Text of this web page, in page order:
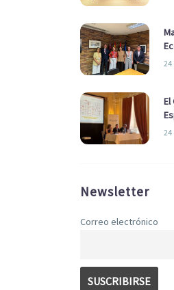
24
El
24
Newsletter
Correo electrónico